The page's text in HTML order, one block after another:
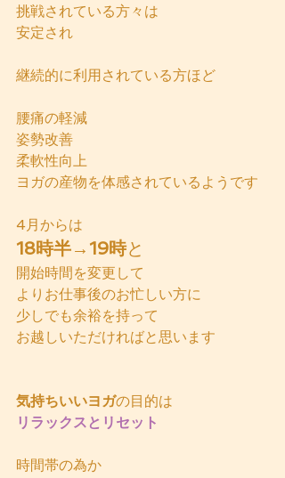
挑戦されている方々は
安定され
継続的に利用されている方ほど
腰痛の軽減
姿勢改善
柔軟性向上
ヨガの産物を体感されているようです
4月からは
18時半→19時と
開始時間を変更して
よりお仕事後のお忙しい方に
少しでも余裕を持って
お越しいただければと思います
気持ちいいヨガの目的は
リラックスとリセット
時間帯の為か